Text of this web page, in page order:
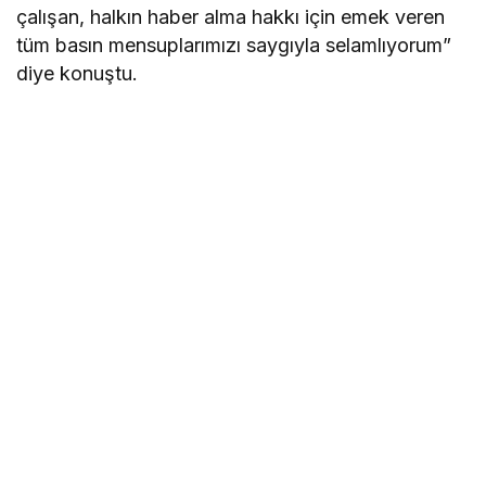
çalışan, halkın haber alma hakkı için emek veren
tüm basın mensuplarımızı saygıyla selamlıyorum”
diye konuştu.